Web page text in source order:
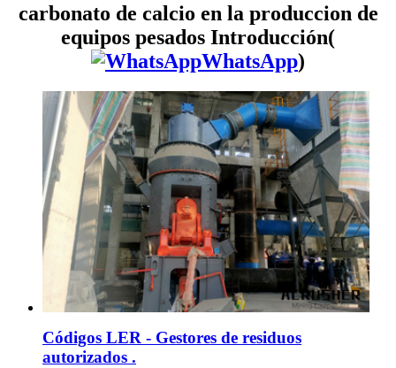
carbonato de calcio en la produccion de
equipos pesados Introducción(
WhatsApp)
Códigos LER - Gestores de residuos
autorizados .